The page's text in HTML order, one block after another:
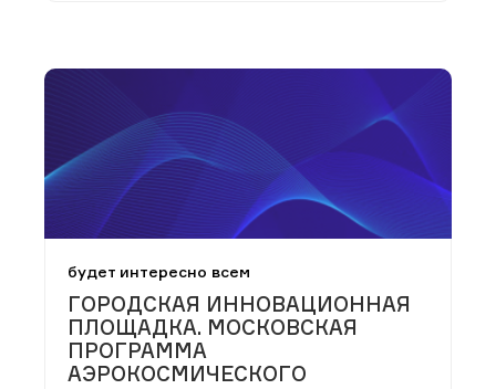
будет интересно всем
ГОРОДСКАЯ ИННОВАЦИОННАЯ
ПЛОЩАДКА. МОСКОВСКАЯ
ПРОГРАММА
АЭРОКОСМИЧЕСКОГО